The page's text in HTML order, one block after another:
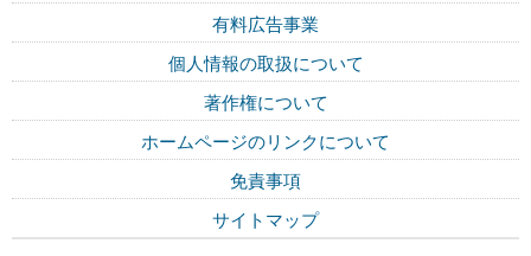
有料広告事業
個人情報の取扱について
著作権について
ホームページのリンクについて
免責事項
サイトマップ